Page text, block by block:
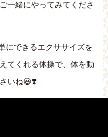
一緒にやってみてくださ
にできるエクササイズを
てくれる体操で、体を動
いね😃❣️